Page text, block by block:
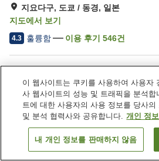
지요다구, 도쿄 / 동경, 일본
지도에서 보기
4.3 훌륭함 이용 후기 546건
택배
드라
자동판매기
객실 보기
이 웹사이트는 쿠키를 사용하여 사용자
사 웹사이트의 성능 및 트래픽을 분석합
트에 대한 사용자의 사용 정보를 당사의
및 분석 협력사와 공유합니다. 개인 정
내 개인 정보를 판매하지 않음